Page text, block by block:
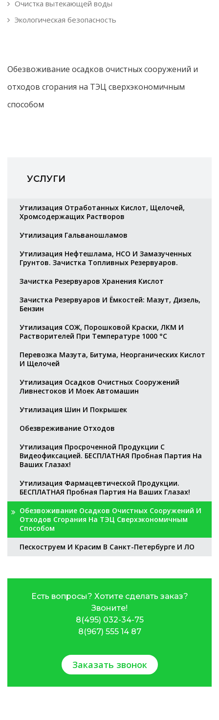
Очистка вытекающей воды
Экологическая безопасность
Обезвоживание осадков очистных сооружений и
отходов сгорания на ТЭЦ сверхэкономичным
способом
УСЛУГИ
Утилизация Отработанных Кислот, Щелочей,
Хромсодержащих Растворов
Утилизация Гальваношламов
Утилизация Нефтешлама, НСО И Замазученных
Грунтов. Зачистка Топливных Резервуаров.
Зачистка Резервуаров Хранения Кислот
Зачистка Резервуаров И Ёмкостей: Мазут, Дизель,
Бензин
Утилизация СОЖ, Порошковой Краски, ЛКМ И
Растворителей При Температуре 1000 °С
Перевозка Мазута, Битума, Неорганических Кислот
И Щелочей
Утилизация Осадков Очистных Сооружений
Ливнестоков И Моек Автомашин
Утилизация Шин И Покрышек
Обезвреживание Отходов
Утилизация Просроченной Продукции С
Видеофиксацией. БЕСПЛАТНАЯ Пробная Партия На
Ваших Глазах!
Утилизация Фармацевтической Продукции.
БЕСПЛАТНАЯ Пробная Партия На Ваших Глазах!
Обезвоживание Осадков Очистных Сооружений И
Отходов Сгорания На ТЭЦ Сверхэкономичным
Способом
Пескоструем И Красим В Санкт-Петербурге И ЛО
Есть вопросы? Хотите сделать заказ?
Звоните!
8(495) 032-34-75
8(967) 555 14 87
Заказать звонок